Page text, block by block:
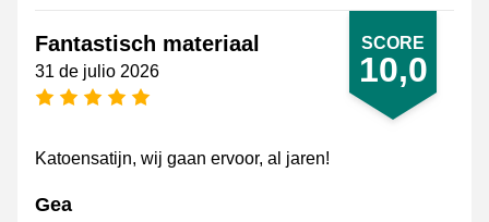
SCORE
10,0
Fantastisch materiaal
31 de julio 2026
[_General:NumberOfStarsPluralFormat]
Katoensatijn, wij gaan ervoor, al jaren!
Gea